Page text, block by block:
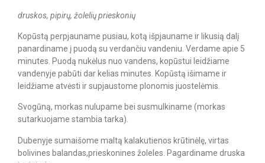
druskos, pipirų, žolelių prieskonių
Kopūstą perpjauname pusiau, kotą išpjauname ir likusią dalį
panardiname į puodą su verdančiu vandeniu. Verdame apie 5
minutes. Puodą nukėlus nuo vandens, kopūstui leidžiame
vandenyje pabūti dar kelias minutes. Kopūstą išimame ir
leidžiame atvėsti ir supjaustome plonomis juostelėmis.
Svogūną, morkas nulupame bei susmulkiname (morkas
sutarkuojame stambia tarka).
Dubenyje sumaišome maltą kalakutienos krūtinėlę, virtas
bolivines balandas,prieskonines žoleles. Pagardiname druska